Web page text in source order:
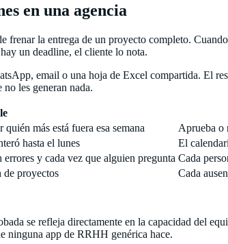
en una agencia
frenar la entrega de un proyecto completo.
un deadline, el cliente lo nota.
email o una hoja de Excel compartida. El
no les generan nada.
más está fuera esa semana
Aprueba o
hasta el lunes
El
y cada vez que alguien pregunta Cada
de proyectos
Cada
se refleja directamente en la capacidad del
ninguna app de RRHH genérica hace.